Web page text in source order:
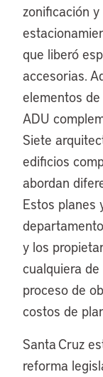
zonificación
que liberó
accesorias.
elementos
ADU
Siete
edificios
abordan
Estos planes
y los
cualquiera
proceso de
costos de
Santa Cruz
reforma